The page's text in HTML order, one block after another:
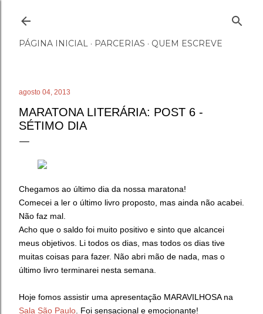
PÁGINA INICIAL PARCERIAS QUEM ESCREVE
agosto 04, 2013
MARATONA LITERÁRIA: POST 6 -
SÉTIMO DIA
Chegamos ao último dia da nossa maratona!
Comecei a ler o último livro proposto, mas ainda não acabei.
Não faz mal.
Acho que o saldo foi muito positivo e sinto que alcancei
meus objetivos. Li todos os dias, mas todos os dias tive
muitas coisas para fazer. Não abri mão de nada, mas o
último livro terminarei nesta semana.
Hoje fomos assistir uma apresentação MARAVILHOSA na
Sala São Paulo . Foi sensacional e emocionante!